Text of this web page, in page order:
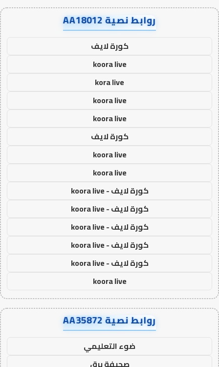
روابط نصية AA18012
كورة لايف
koora live
kora live
koora live
koora live
كورة لايف
koora live
koora live
كورة لايف - koora live
كورة لايف - koora live
كورة لايف - koora live
كورة لايف - koora live
كورة لايف - koora live
koora live
روابط نصية AA35872
ضوء التعليمي